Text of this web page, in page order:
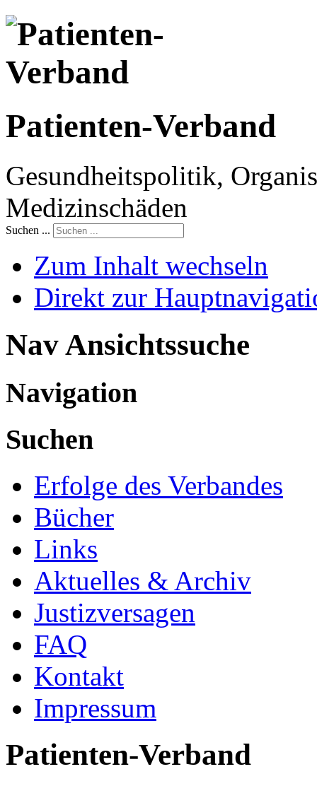
Patienten-Verband
Gesundheitspolitik,
Medizinschäden
Suchen ...
Zum Inhalt wechseln
Direkt zur
Nav Ansichtssuche
Navigation
Suchen
Erfolge des Verbandes
Bücher
Links
Aktuelles & Archiv
Justizversagen
FAQ
Kontakt
Impressum
Patienten-Verband